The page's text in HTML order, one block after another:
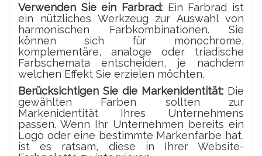
Verwenden Sie ein Farbrad: Ein Farbrad ist
ein nützliches Werkzeug zur Auswahl von
harmonischen Farbkombinationen. Sie
können sich für monochrome,
komplementäre, analoge oder triadische
Farbschemata entscheiden, je nachdem
welchen Effekt Sie erzielen möchten.
Berücksichtigen Sie die Markenidentität: Die
gewählten Farben sollten zur
Markenidentität Ihres Unternehmens
passen. Wenn Ihr Unternehmen bereits ein
Logo oder eine bestimmte Markenfarbe hat,
ist es ratsam, diese in Ihrer Website-